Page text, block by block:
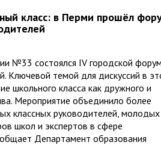
класс: в Перми прошёл
№33 состоялся IV городской
Ключевой темой для дискуссий в
школьного класса как дружного и
Мероприятие объединило более
классных руководителей, молодых
школ и экспертов в сфере
Департамент образования